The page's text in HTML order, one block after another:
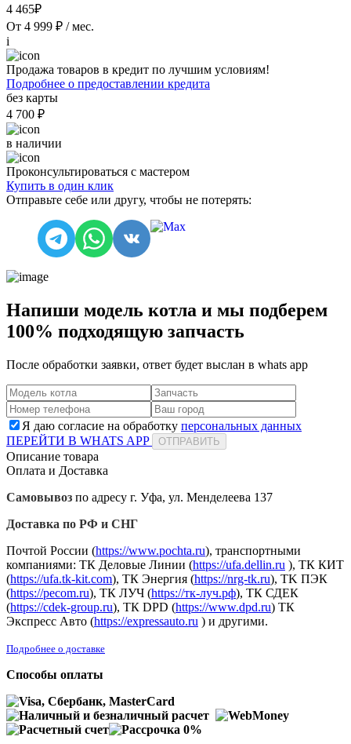
4 465₽
От 4 999 ₽ / мес.
i
Продажа товаров в кредит по лучшим условиям!
Подробнее о предоставлении кредита
без карты
4 700 ₽
в наличии
Проконсультироваться с мастером
Купить в один клик
Отправьте себе или другу, чтобы не потерять:
Напиши модель котла и мы подберем
100% подходящую запчасть
После обработки заявки, ответ будет выслан в whats app
Я даю согласие на обработку персональных данных
ПЕРЕЙТИ В WHATS APP
ОТПРАВИТЬ
Описание товара
Оплата и Доставка
Самовывоз по адресу г. Уфа, ул. Менделеева 137
Доставка по РФ и СНГ
Почтой России (https://www.pochta.ru), транспортными
компаниями: ТК Деловые Линии (https://ufa.dellin.ru ), ТК КИТ
(https://ufa.tk-kit.com), ТК Энергия (https://nrg-tk.ru), ТK ПЭК
(https://pecom.ru), ТК ЛУЧ (https://тк-луч.рф), ТК СДЕК
(https://cdek-group.ru), ТК DPD (https://www.dpd.ru) ТК
Экспресс Авто (https://expressauto.ru ) и другими.
Подробнее о доставке
Способы оплаты